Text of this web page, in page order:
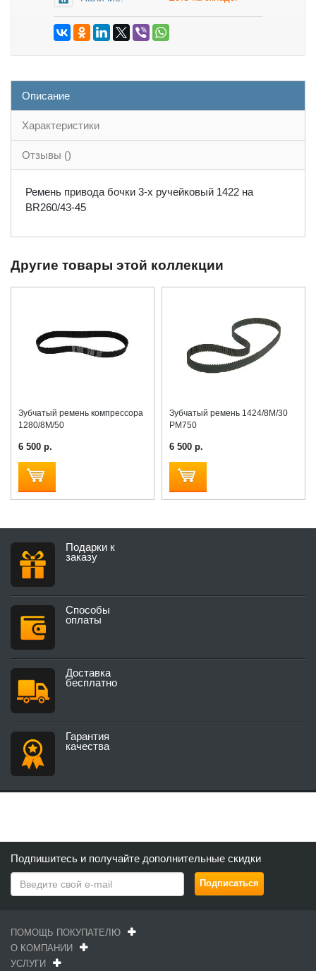
Описание
Характеристики
Отзывы ()
Ремень привода бочки 3-х ручейковый 1422 на
BR260/43-45
Другие товары этой коллекции
Зубчатый ремень компрессора
1280/8M/50
6 500 р.
Зубчатый ремень 1424/8M/30
РМ750
6 500 р.
Подарки к
заказу
Способы
оплаты
Доставка
бесплатно
Гарантия
качества
Подпишитесь и получайте дополнительные скидки
ПОМОЩЬ ПОКУПАТЕЛЮ
О КОМПАНИИ
УСЛУГИ